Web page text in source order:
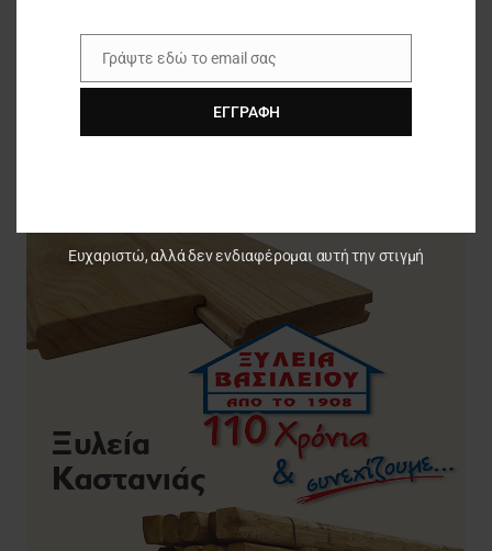
Άβαξ & MillerKnoll | Νέα συνεργασία
Email
Γράψτε εδώ το email σας
ΕΓΓΡΑΦΉ
Ευχαριστώ, αλλά δεν ενδιαφέρομαι αυτή την στιγμή